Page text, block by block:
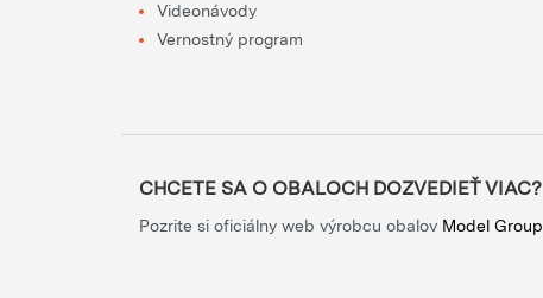
Videonávody
Vernostný program
CHCETE SA O OBALOCH DOZVEDIEŤ VIAC?
Pozrite si oficiálny web výrobcu obalov Model Group